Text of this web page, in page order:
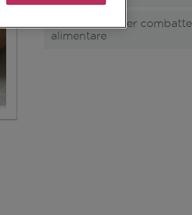
Cinque idee per
alimentare